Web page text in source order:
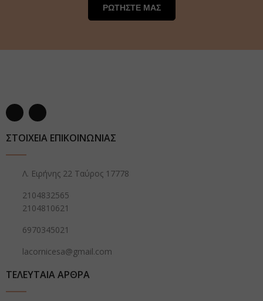
ΡΩΤΗΣΤΕ ΜΑΣ
ΣΤΟΙΧΕΙΑ ΕΠΙΚΟΙΝΩΝΙΑΣ
Λ. Ειρήνης 22 Ταύρος 17778
2104832565
2104810621
6970345021
lacornicesa@gmail.com
ΤΕΛΕΥΤΑΙΑ ΑΡΘΡΑ